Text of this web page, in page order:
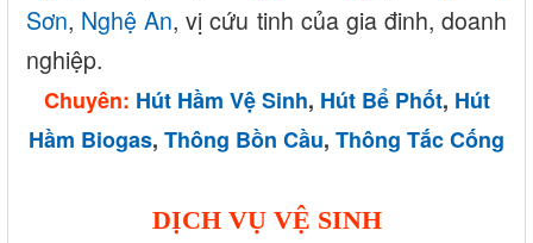
Sơn, Nghệ An, vị cứu tinh của gia đinh, doanh
nghiệp.
Chuyên: Hút Hầm Vệ Sinh, Hút Bể Phốt, Hút
Hầm Biogas, Thông Bồn Cầu, Thông Tắc Cống
DỊCH VỤ VỆ SINH